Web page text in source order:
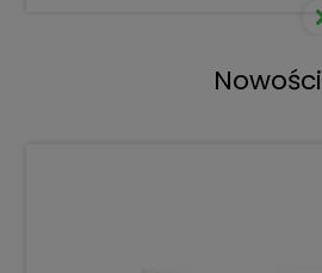
Nowości